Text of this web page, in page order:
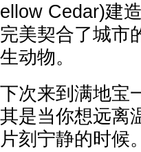
ellow Cedar)建
完美契合了城市
生动物。
下次来到满地宝
其是当你想远离
片刻宁静的时候。